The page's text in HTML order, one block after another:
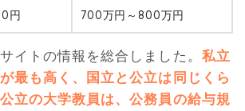
円 700万円～800万円
イトの情報を総合しました。 私立
最も高く、国立と公立は同じくら
立の大学教員は、公務員の給与規